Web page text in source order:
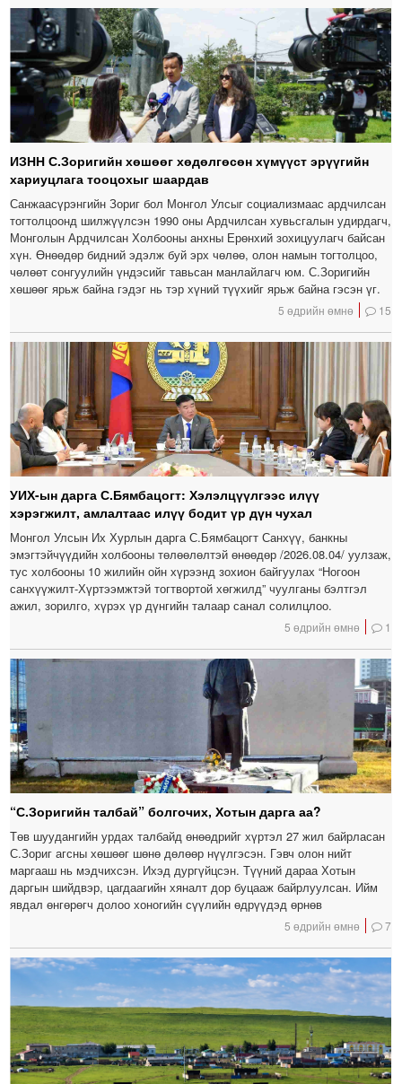
ИЗНН С.Зоригийн хөшөөг хөдөлгөсөн хүмүүст эрүүгийн
хариуцлага тооцохыг шаардав
Санжаасүрэнгийн Зориг бол Монгол Улсыг социализмаас ардчилсан
тогтолцоонд шилжүүлсэн 1990 оны Ардчилсан хувьсгалын удирдагч,
Монголын Ардчилсан Холбооны анхны Ерөнхий зохицуулагч байсан
хүн. Өнөөдөр бидний эдэлж буй эрх чөлөө, олон намын тогтолцоо,
чөлөөт сонгуулийн үндэсийг тавьсан манлайлагч юм. С.Зоригийн
хөшөөг ярьж байна гэдэг нь тэр хүний түүхийг ярьж байна гэсэн үг.
5 өдрийн өмнө 15
УИХ-ын дарга С.Бямбацогт: Хэлэлцүүлгээс илүү
хэрэгжилт, амлалтаас илүү бодит үр дүн чухал
Монгол Улсын Их Хурлын дарга С.Бямбацогт Санхүү, банкны
эмэгтэйчүүдийн холбооны төлөөлөлтэй өнөөдөр /2026.08.04/ уулзаж,
тус холбооны 10 жилийн ойн хүрээнд зохион байгуулах “Ногоон
санхүүжилт-Хүртээмжтэй тогтвортой хөгжилд” чуулганы бэлтгэл
ажил, зорилго, хүрэх үр дүнгийн талаар санал солилцлоо.
5 өдрийн өмнө 1
“С.Зоригийн талбай” болгочих, Хотын дарга аа?
Төв шуудангийн урдах талбайд өнөөдрийг хүртэл 27 жил байрласан
С.Зориг агсны хөшөөг шөнө дөлөөр нүүлгэсэн. Гэвч олон нийт
маргааш нь мэдчихсэн. Ихэд дургүйцсэн. Түүний дараа Хотын
даргын шийдвэр, цагдаагийн хяналт дор буцааж байрлуулсан. Ийм
явдал өнгөрөгч долоо хоногийн сүүлийн өдрүүдэд өрнөв
5 өдрийн өмнө 7